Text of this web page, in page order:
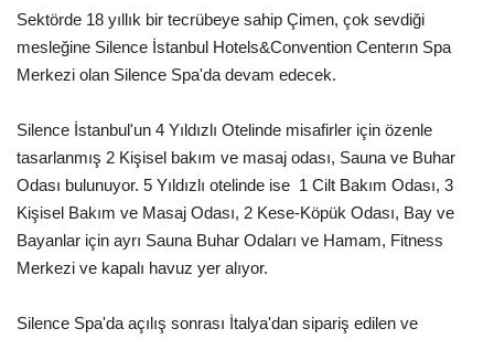
Yorumlar
Köşe Yazarları
Galeri
Sektörde 18 yıllık bir tecrübeye sahip Çimen, çok sevdiği
mesleğine Silence İstanbul Hotels&Convention Centerın Spa
Merkezi olan Silence Spa'da devam edecek.
Silence İstanbul'un 4 Yıldızlı Otelinde misafirler için özenle
tasarlanmış 2 Kişisel bakım ve masaj odası, Sauna ve Buhar
Odası bulunuyor. 5 Yıldızlı otelinde ise 1 Cilt Bakım Odası, 3
Kişisel Bakım ve Masaj Odası, 2 Kese-Köpük Odası, Bay ve
Bayanlar için ayrı Sauna Buhar Odaları ve Hamam, Fitness
Merkezi ve kapalı havuz yer alıyor.
Silence Spa'da açılış sonrası İtalya'dan sipariş edilen ve